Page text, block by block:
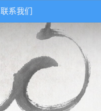
联系我们